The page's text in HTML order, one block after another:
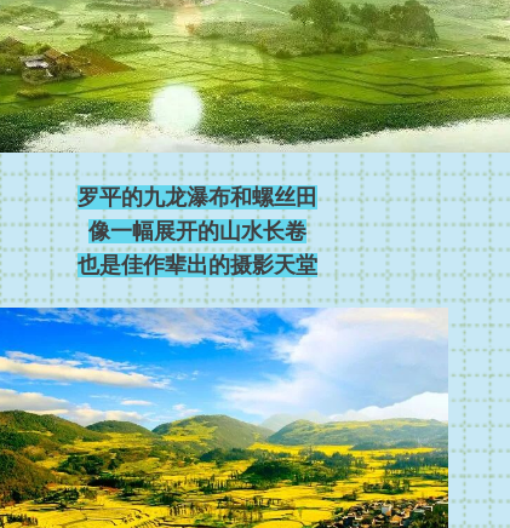
罗平的九龙瀑布和螺丝田
像一幅展开的山水长卷
也是佳作辈出的摄影天堂